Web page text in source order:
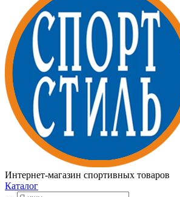
Интернет-магазин спортивных товаров
Каталог